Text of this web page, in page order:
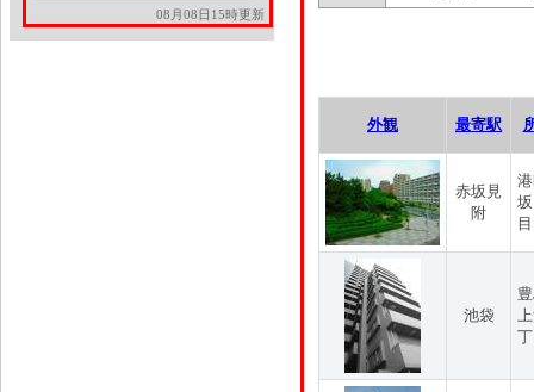
08月08日15時更新
外観 最寄駅
赤坂見
附
目
池袋